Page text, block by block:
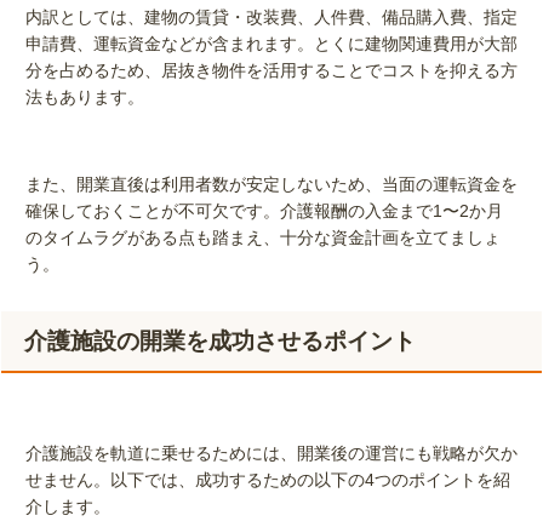
内訳としては、建物の賃貸・改装費、人件費、備品購入費、指定
申請費、運転資金などが含まれます。とくに建物関連費用が大部
分を占めるため、居抜き物件を活用することでコストを抑える方
法もあります。
また、開業直後は利用者数が安定しないため、当面の運転資金を
確保しておくことが不可欠です。介護報酬の入金まで1〜2か月
のタイムラグがある点も踏まえ、十分な資金計画を立てましょ
う。
介護施設の開業を成功させるポイント
介護施設を軌道に乗せるためには、開業後の運営にも戦略が欠か
せません。以下では、成功するための以下の4つのポイントを紹
介します。